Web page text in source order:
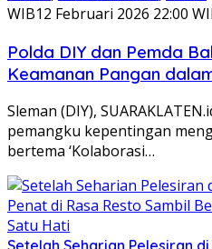
WIB12 Februari 2026 22:00
Polda DIY dan Pemda
Keamanan Pangan
Sleman (DIY),
pemangku kepentingan
bertema ‘Kolaborasi…